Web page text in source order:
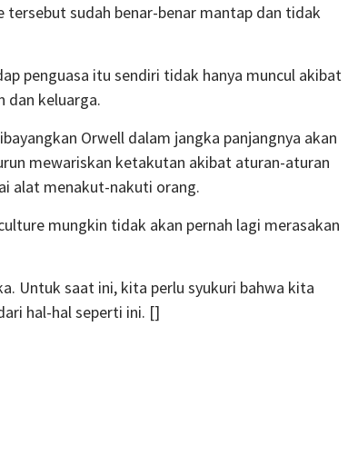
sudah benar-benar mantap dan tidak
penguasa itu sendiri tidak hanya muncul akibat
dan keluarga.
Orwell dalam jangka panjangnya akan
mewariskan ketakutan akibat aturan-aturan
alat menakut-nakuti orang.
mungkin tidak akan pernah lagi merasakan
Untuk saat ini, kita perlu syukuri bahwa kita
hal-hal seperti ini. []